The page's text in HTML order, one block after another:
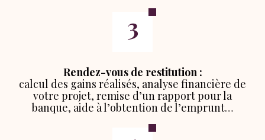
Rendez-vous de restitution :
calcul des gains réalisés, analyse financière de
votre projet, remise d’un rapport pour la
banque, aide à l’obtention de l’emprunt…